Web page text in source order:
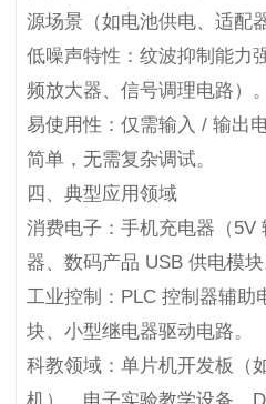
源场景（如电池供电、适配
低噪声特性：纹波抑制能力
频放大器、信号调理电路）。
易使用性：仅需输入 / 输出
简单，无需复杂调试。
四、典型应用领域
消费电子：手机充电器（5V
器、数码产品 USB 供电模块
工业控制：PLC 控制器辅助
块、小型继电器驱动电路。
科教领域：单片机开发板（